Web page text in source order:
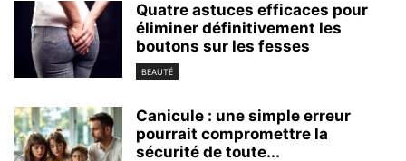
Quatre astuces efficaces pour
éliminer définitivement les
boutons sur les fesses
BEAUTÉ
Canicule : une simple erreur
pourrait compromettre la
sécurité de toute...